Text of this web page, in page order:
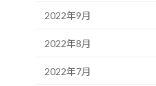
2022年9月
2022年8月
2022年7月